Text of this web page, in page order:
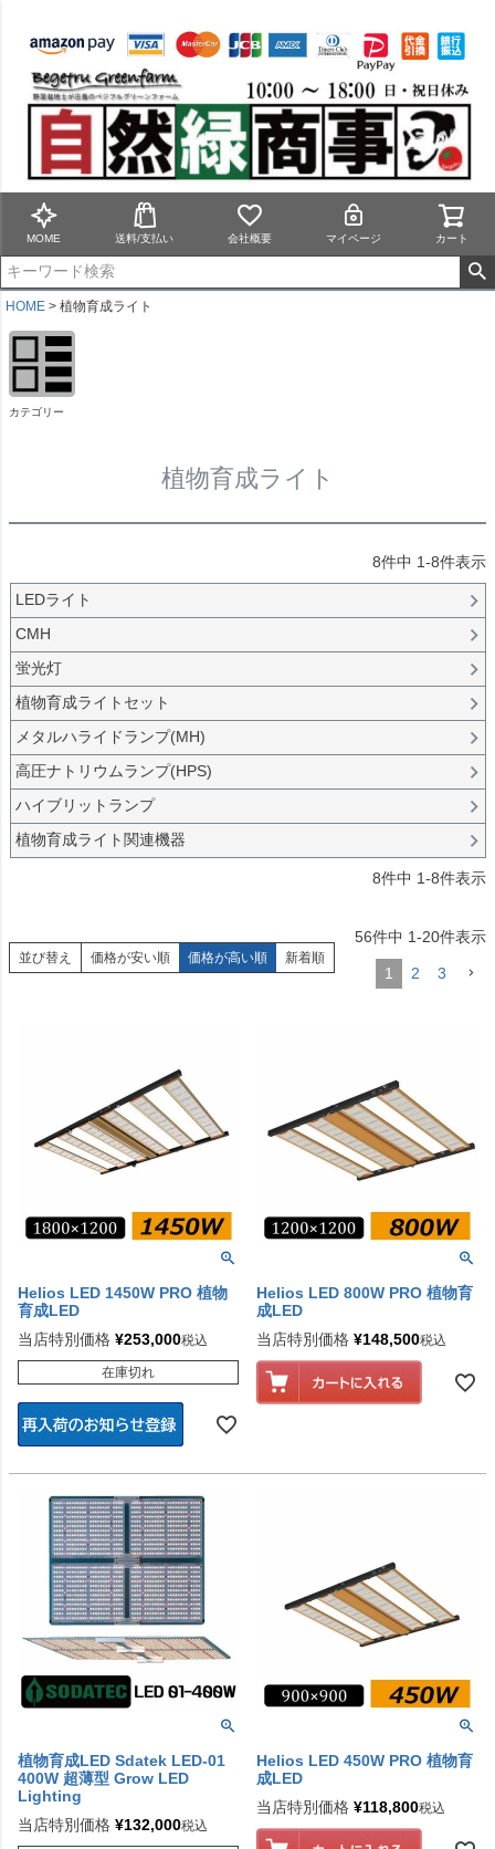
MOME 送料/支払い 会社概要 マイページ カート
HOME 植物育成ライト
カテゴリー
植物育成ライト
8件中 1-8件表示
LEDライト
CMH
蛍光灯
植物育成ライトセット
メタルハライドランプ(MH)
高圧ナトリウムランプ(HPS)
ハイブリットランプ
植物育成ライト関連機器
8件中 1-8件表示
並び替え 価格が安い順 価格が高い順 新着順
56件中 1-20件表示
1 2 3
Helios LED 1450W PRO 植物
育成LED
当店特別価格 ¥253,000税込
在庫切れ
Helios LED 800W PRO 植物育
成LED
当店特別価格 ¥148,500税込
植物育成LED Sdatek LED-01
400W 超薄型 Grow LED
Lighting
当店特別価格 ¥132,000税込
Helios LED 450W PRO 植物育
成LED
当店特別価格 ¥118,800税込